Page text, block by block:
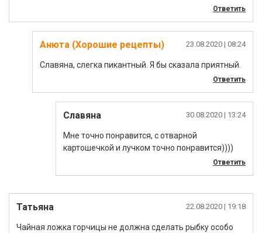
Ответить
Анюта (Хорошие рецепты) 23.08.2020 | 08:24
Славяна, слегка пикантный. Я бы сказала приятный.
Ответить
Славяна 30.08.2020 | 13:24
Мне точно понравится, с отварной
картошечкой и лучком точно понравится))))
Ответить
Татьяна 22.08.2020 | 19:18
Чайная ложка горчицы не должна сделать рыбку особо